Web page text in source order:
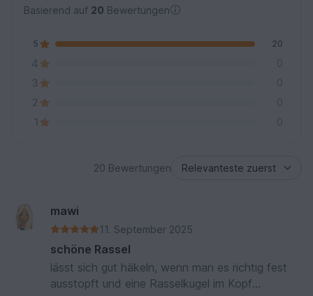
Basierend auf 20 Bewertungen
5 20
4
0
3
0
2
0
1
0
20 Bewertungen
mawi
11. September 2025
schöne Rassel
lässt sich gut häkeln, wenn man es richtig fest
ausstopft und eine Rasselkugel im Kopf